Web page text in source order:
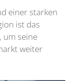
einer starken
ist das
um seine
weiter